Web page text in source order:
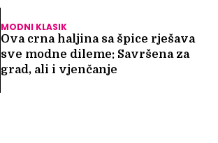
MODNI KLASIK
Ova crna haljina sa špice rješava
sve modne dileme: Savršena za
grad, ali i vjenčanje